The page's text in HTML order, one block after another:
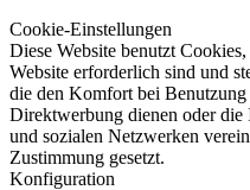
Cookie-Einstellungen
Diese Website benutzt
Website erforderlich sind und
die den Komfort bei Benutzung
Direktwerbung dienen oder die
und sozialen Netzwerken
Zustimmung gesetzt.
Konfiguration